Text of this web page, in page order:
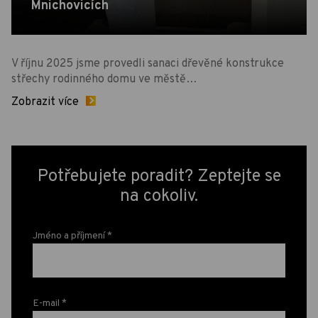
Mnichovicích
V říjnu 2025 jsme provedli sanaci dřevěné konstrukce
střechy rodinného domu ve městě…
Zobrazit více
Potřebujete poradit? Zeptejte se
na cokoliv.
Jméno a příjmení*
E-mail *